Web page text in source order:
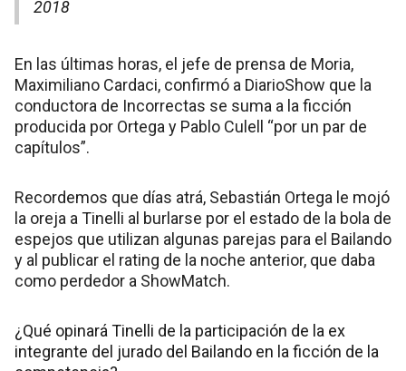
2018
En las últimas horas, el jefe de prensa de Moria,
Maximiliano Cardaci, confirmó a DiarioShow que la
conductora de Incorrectas se suma a la ficción
producida por Ortega y Pablo Culell “por un par de
capítulos”.
Recordemos que días atrá, Sebastián Ortega le mojó
la oreja a Tinelli al burlarse por el estado de la bola de
espejos que utilizan algunas parejas para el Bailando
y al publicar el rating de la noche anterior, que daba
como perdedor a ShowMatch.
¿Qué opinará Tinelli de la participación de la ex
integrante del jurado del Bailando en la ficción de la